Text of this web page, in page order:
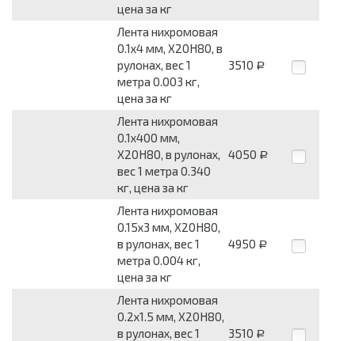
цена за кг
Лента нихромовая
0.1x4 мм, Х20Н80, в
рулонах, вес 1
метра 0.003 кг,
цена за кг
3510 Р
Лента нихромовая
0.1x400 мм,
Х20Н80, в рулонах,
вес 1 метра 0.340
кг, цена за кг
4050 Р
Лента нихромовая
0.15x3 мм, Х20Н80,
в рулонах, вес 1
метра 0.004 кг,
цена за кг
4950 Р
Лента нихромовая
0.2x1.5 мм, Х20Н80,
в рулонах, вес 1
3510 Р